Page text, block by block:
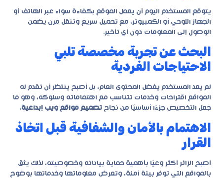
يتوقع المستخدم اليوم أن يعمل الموقع بكفاءة سواء عبر الهاتف أو
الجهاز اللوحي أو الكمبيوتر، مع تحميل سريع وتنقل مرن يضمن
الوصول إلى المعلومات دون أي تأخير.
البحث عن تجربة مخصصة تلبي
الاحتياجات الفردية
لم يعد المستخدم يفضل المحتوى العام، بل أصبح ينتظر أن تقدم له
المواقع اقتراحات وخدمات تتناسب مع اهتماماته وسلوكه، وهو ما
جعل التخصيص جزءًا أساسيًا من نجاح تصميم مواقع ويب إبداعية.
الاهتمام بالأمان والشفافية قبل اتخاذ
القرار
أصبح الزائر أكثر وعيًا بأهمية حماية بياناته وخصوصيته، لذلك يثق
بالمواقع التي توفر بيئة آمنة، وتعرض معلوماتها وخدماتها بوضوح